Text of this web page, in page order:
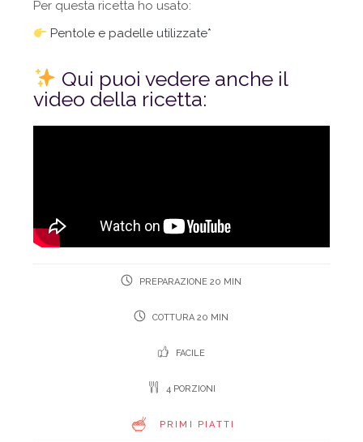
Per questa ricetta ho usato:
Pentole e padelle utilizzate*
Qui puoi vedere anche il
video della ricetta:
PREPARAZIONE 20 MIN
COTTURA 20 MIN
FACILE
4 PORZIONI
PRIMI PIATTI